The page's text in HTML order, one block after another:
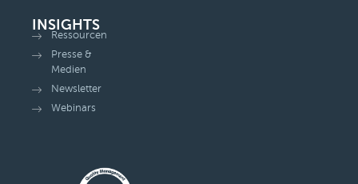
INSIGHTS
Ressourcen
Presse &
Medien
Newsletter
Webinars